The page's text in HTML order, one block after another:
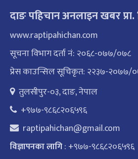
दाङ पहिचान अनलाइन खबर प्रा.
www.raptipahichan.com
सूचना विभाग दर्ता नं: २०६८-०७७/०७८
प्रेस काउन्सिल सूचिकृत: २२३७-२०७७/
तुलसीपुर-०३, दाङ, नेपाल
+९७७-९८६८२०६५९६
raptipahichan@gmail.com
विज्ञापनका लागि: +९७७-९८६८२०६५९६